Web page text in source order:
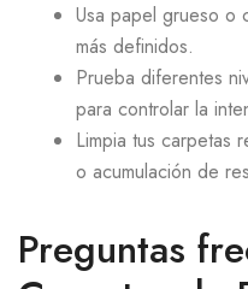
Usa papel grueso o
más definidos.
Prueba diferentes
para controlar la
Limpia tus carpetas
o acumulación de
Preguntas